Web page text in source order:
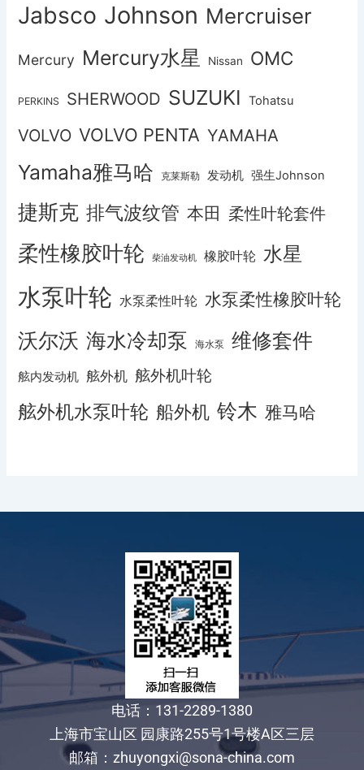
Jabsco Johnson Mercruiser
Mercury Mercury水星 Nissan OMC
PERKINS SHERWOOD SUZUKI Tohatsu
VOLVO VOLVO PENTA YAMAHA
Yamaha雅马哈 克莱斯勒 发动机 强生Johnson
捷斯克 排气波纹管 本田 柔性叶轮套件
柔性橡胶叶轮 柴油发动机 橡胶叶轮 水星
水泵叶轮 水泵柔性叶轮 水泵柔性橡胶叶轮
沃尔沃 海水冷却泵 海水泵 维修套件
舷内发动机 舷外机 舷外机叶轮
舷外机水泵叶轮 船外机 铃木 雅马哈
电话：131-2289-1380
上海市宝山区 园康路255号1号楼A区三层
邮箱：zhuyongxi@sona-china.com